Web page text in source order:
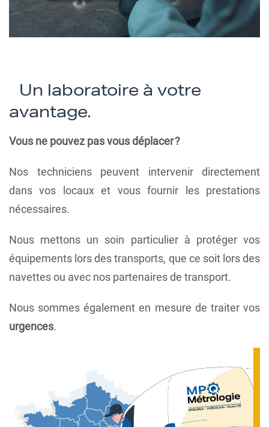
Un laboratoire à votre
avantage.
Vous ne pouvez pas vous déplacer ?
Nos techniciens peuvent intervenir directement
dans vos locaux et vous fournir les prestations
nécessaires.
Nous mettons un soin particulier à protéger vos
équipements lors des transports, que ce soit lors des
navettes ou avec nos partenaires de transport.
Nous sommes également en mesure de traiter vos
urgences.